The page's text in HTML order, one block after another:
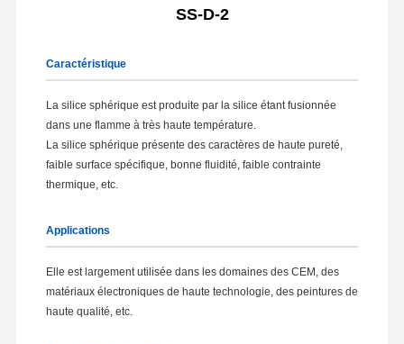
SS-D-2
Caractéristique
La silice sphérique est produite par la silice étant fusionnée
dans une flamme à très haute température.
La silice sphérique présente des caractères de haute pureté,
faible surface spécifique, bonne fluidité, faible contrainte
thermique, etc.
Applications
Elle est largement utilisée dans les domaines des CEM, des
matériaux électroniques de haute technologie, des peintures de
haute qualité, etc.